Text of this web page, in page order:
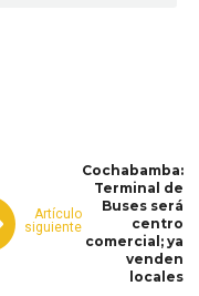
Artículo
siguiente
Cochabamba:
Terminal de
Buses será
centro
comercial; ya
venden
locales